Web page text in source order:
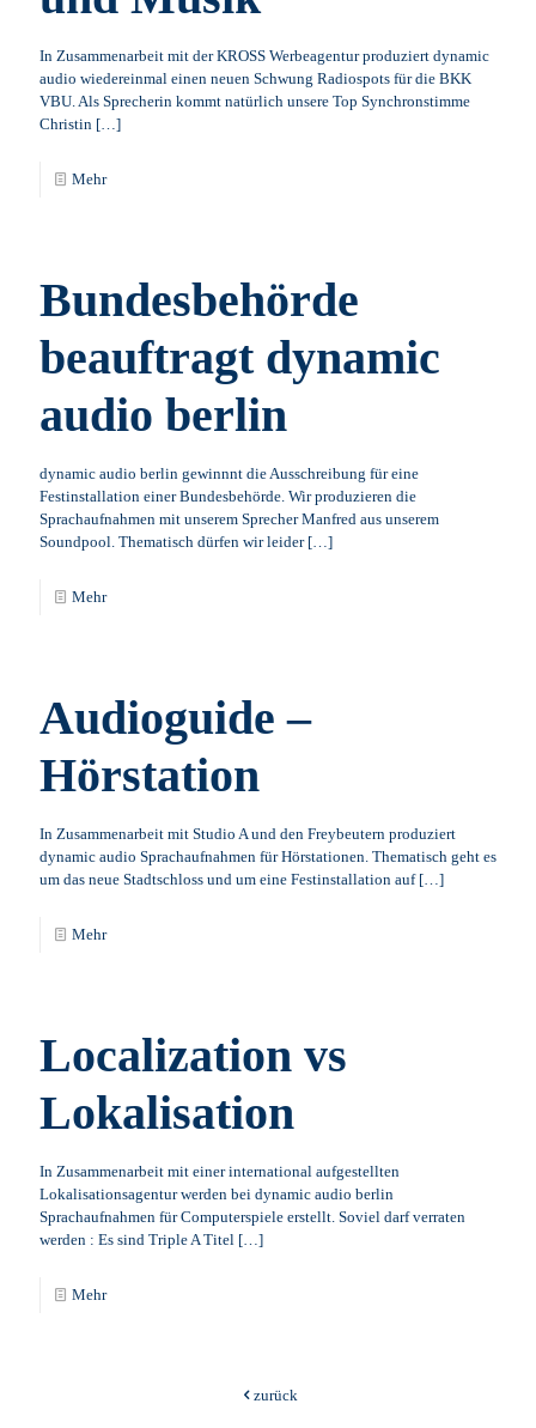
In Zusammenarbeit mit der KROSS Werbeagentur produziert dynamic
audio wiedereinmal einen neuen Schwung Radiospots für die BKK
VBU. Als Sprecherin kommt natürlich unsere Top Synchronstimme
Christin […]
Mehr
Bundesbehörde
beauftragt dynamic
audio berlin
dynamic audio berlin gewinnnt die Ausschreibung für eine
Festinstallation einer Bundesbehörde. Wir produzieren die
Sprachaufnahmen mit unserem Sprecher Manfred aus unserem
Soundpool. Thematisch dürfen wir leider[…]
Mehr
Audioguide –
Hörstation
In Zusammenarbeit mit Studio A und den Freybeutern produziert
dynamic audio Sprachaufnahmen für Hörstationen. Thematisch geht es
um das neue Stadtschloss und um eine Festinstallation auf[…]
Mehr
Localization vs
Lokalisation
In Zusammenarbeit mit einer international aufgestellten
Lokalisationsagentur werden bei dynamic audio berlin
Sprachaufnahmen für Computerspiele erstellt. Soviel darf verraten
werden : Es sind Triple A Titel […]
Mehr
zurück